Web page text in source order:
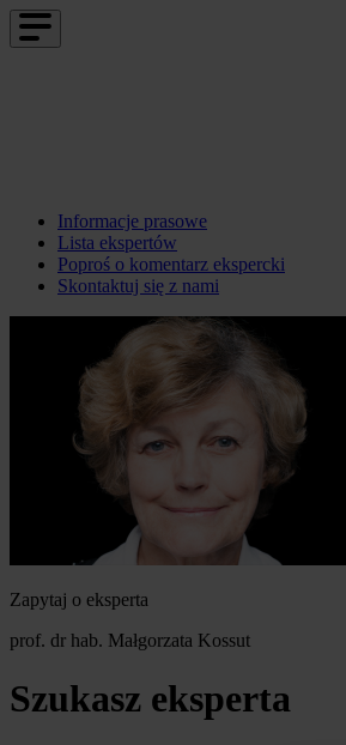
Informacje prasowe
Lista ekspertów
Poproś o komentarz ekspercki
Skontaktuj się z nami
Zapytaj o eksperta
prof. dr hab. Małgorzata Kossut
Szukasz eksperta